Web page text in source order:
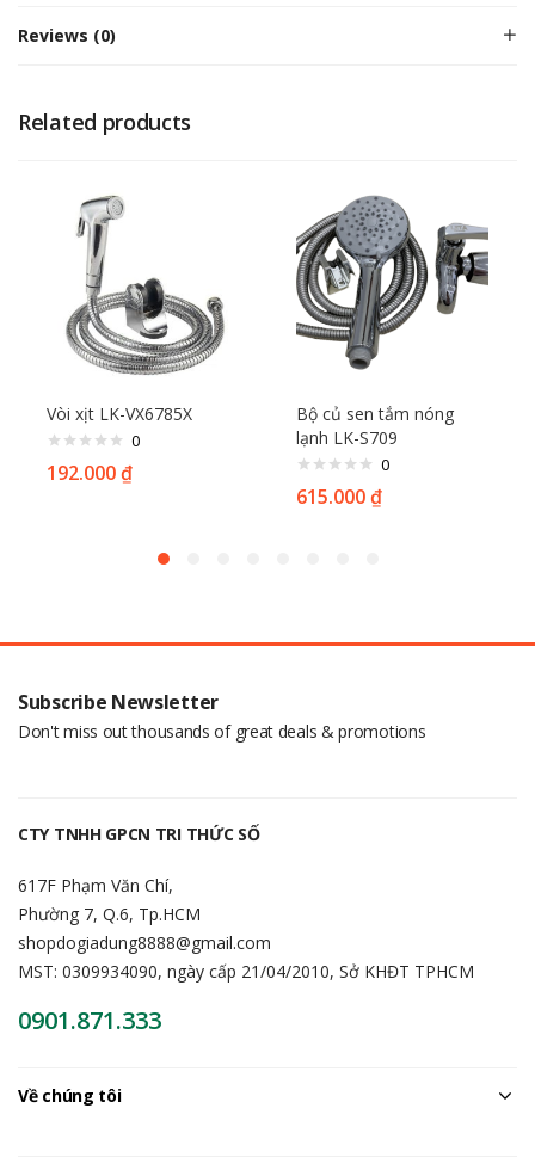
Reviews (0)
Related products
Vòi xịt LK-VX6785X
0
192.000₫
Bộ củ sen tắm nóng
lạnh LK-S709
0
615.000₫
Subscribe Newsletter
Don't miss out thousands of great deals & promotions
CTY TNHH GPCN TRI THỨC SỐ
617F Phạm Văn Chí,
Phường 7, Q.6, Tp.HCM
shopdogiadung8888@gmail.com
MST: 0309934090, ngày cấp 21/04/2010, Sở KHĐT TPHCM
0901.871.333
Về chúng tôi